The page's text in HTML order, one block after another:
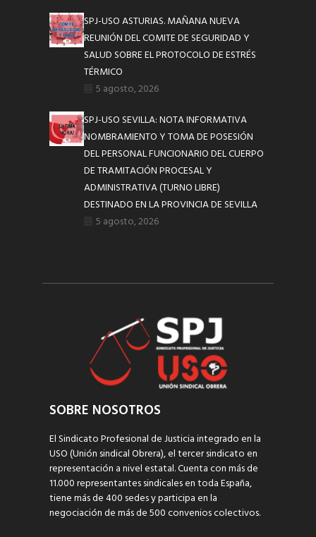
SPJ-USO ASTURIAS. MAÑANA NUEVA
REUNIÓN DEL COMITE DE SEGURIDAD Y
SALUD SOBRE EL PROTOCOLO DE ESTRÉS
TÉRMICO
5 agosto, 2026
SPJ-USO SEVILLA: NOTA INFORMATIVA
NOMBRAMIENTO Y TOMA DE POSESIÓN
DEL PERSONAL FUNCIONARIO DEL CUERPO
DE TRAMITACIÓN PROCESAL Y
ADMINISTRATIVA (TURNO LIBRE)
DESTINADO EN LA PROVINCIA DE SEVILLA
5 agosto, 2026
SOBRE NOSOTROS
El Sindicato Profesional de Justicia integrado en la
USO (Unión sindical Obrera), el tercer sindicato en
representación a nivel estatal. Cuenta con más de
11.000 representantes sindicales en toda España,
tiene más de 400 sedes y participa en la
negociación de más de 500 convenios colectivos.